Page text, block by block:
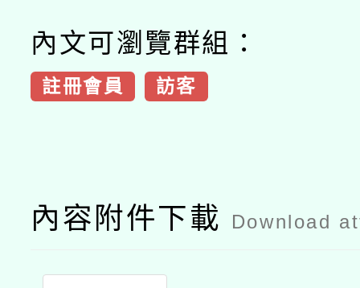
內文可瀏覽群組：
註冊會員 訪客
內容附件下載 Download